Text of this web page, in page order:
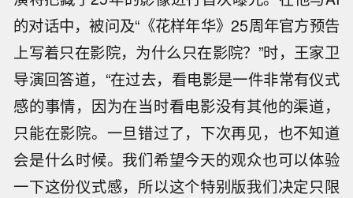
的对话中，被问及“《花样年华》25周年官方预告
上写着只在影院，为什么只在影院？”时，王家卫
导演回答道，“在过去，看电影是一件非常有仪式
感的事情，因为在当时看电影没有其他的渠道，
只能在影院。一旦错过了，下次再见，也不知道
会是什么时候。我们希望今天的观众也可以体验
一下这份仪式感，所以这个特别版我们决定只限